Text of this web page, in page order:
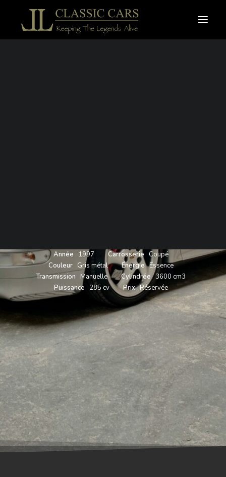
À vendre
Année 1997 Carrosserie Coupé
Couleur Gris métal Énergie Essence
Transmission
Manuelle Cylindrée 3600 cm3
Puissance
285 cv Prix Réservée